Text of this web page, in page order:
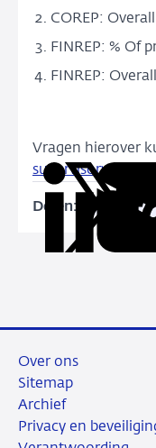
COREP:
FINREP: % Of
FINREP:
Vragen hierover
Delen:
Deel
via
Deel
Over ons
Sitemap
Archief
Privacy en